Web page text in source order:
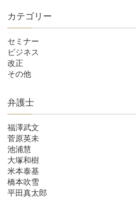
カテゴリー
セミナー
ビジネス
改正
その他
弁護士
福澤武文
菅原英未
池浦慧
大塚和樹
米本泰基
橋本吹雪
平田真太郎